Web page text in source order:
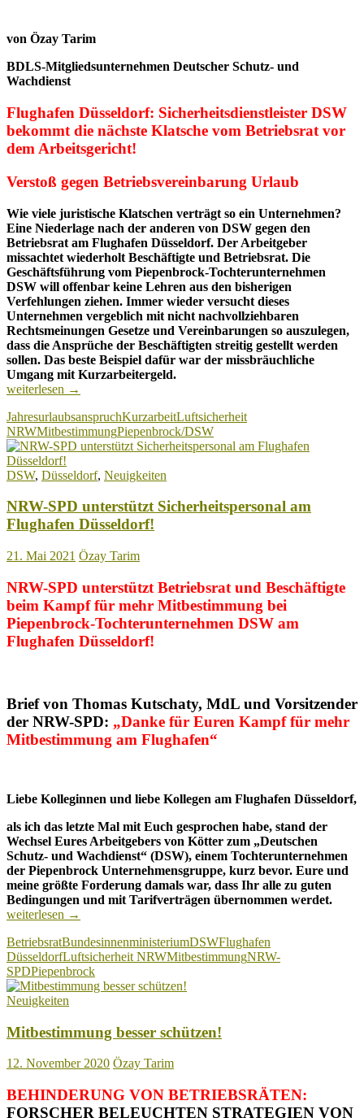
von Özay Tarim
BDLS-Mitgliedsunternehmen Deutscher Schutz- und
Wachdienst
Flughafen Düsseldorf: Sicherheitsdienstleister DSW
bekommt die nächste Klatsche vom Betriebsrat vor
dem Arbeitsgericht!
Verstoß gegen Betriebsvereinbarung Urlaub
Wie viele juristische Klatschen verträgt so ein Unternehmen?
Eine Niederlage nach der anderen von DSW gegen den
Betriebsrat am Flughafen Düsseldorf. Der Arbeitgeber
missachtet wiederholt Beschäftigte und Betriebsrat. Die
Geschäftsführung vom Piepenbrock-Tochterunternehmen
DSW will offenbar keine Lehren aus den bisherigen
Verfehlungen ziehen. Immer wieder versucht dieses
Unternehmen vergeblich mit nicht nachvollziehbaren
Rechtsmeinungen Gesetze und Vereinbarungen so auszulegen,
dass die Ansprüche der Beschäftigten streitig gestellt werden
sollen. Das beste Beispiel dafür war der missbräuchliche
Umgang mit Kurzarbeitergeld.
Nächste
für
DSW-
Geschäftsführung
am
Flughafen
weiterlesen →
JahresurlaubsanspruchKurzarbeitLuftsicherheit
NRWMitbestimmungPiepenbrock/DSW
DSW, Düsseldorf, Neuigkeiten
NRW-SPD unterstützt Sicherheitspersonal am
Flughafen Düsseldorf!
21. Mai 2021 Özay Tarim
NRW-SPD unterstützt Betriebsrat und Beschäftigte
beim Kampf für mehr Mitbestimmung bei
Piepenbrock-Tochterunternehmen DSW am
Flughafen Düsseldorf!
Brief von Thomas Kutschaty, MdL und Vorsitzender
der NRW-SPD: „Danke für Euren Kampf für mehr
Mitbestimmung am Flughafen“
Liebe Kolleginnen und liebe Kollegen am Flughafen Düsseldorf,
als ich das letzte Mal mit Euch gesprochen habe, stand der
Wechsel Eures Arbeitgebers von Kötter zum „Deutschen
Schutz- und Wachdienst“ (DSW), einem Tochterunternehmen
der Piepenbrock Unternehmensgruppe, kurz bevor. Eure und
meine größte Forderung damals war, dass Ihr alle zu guten
Bedingungen und mit Tarifverträgen übernommen werdet.
weiterlesen →
BetriebsratBundesinnenministeriumDSWFlughafen
DüsseldorfLuftsicherheit NRWMitbestimmungNRW-
SPDPiepenbrock
Neuigkeiten
Mitbestimmung besser schützen!
12. November 2020 Özay Tarim
BEHINDERUNG VON BETRIEBSRÄTEN:
FORSCHER BELEUCHTEN STRATEGIEN VON